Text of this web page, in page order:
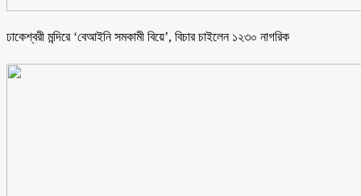
ঢাকেশ্বরী মন্দিরে ‘বেআইনি সমকামী বিয়ে’, বিচার চাইলেন ১২৩০ নাগরিক